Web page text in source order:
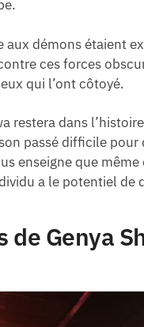
démons étaient
ces forces
qui l’ont côtoyé.
restera dans
passé difficile
enseigne que
a le potentiel de
de Genya